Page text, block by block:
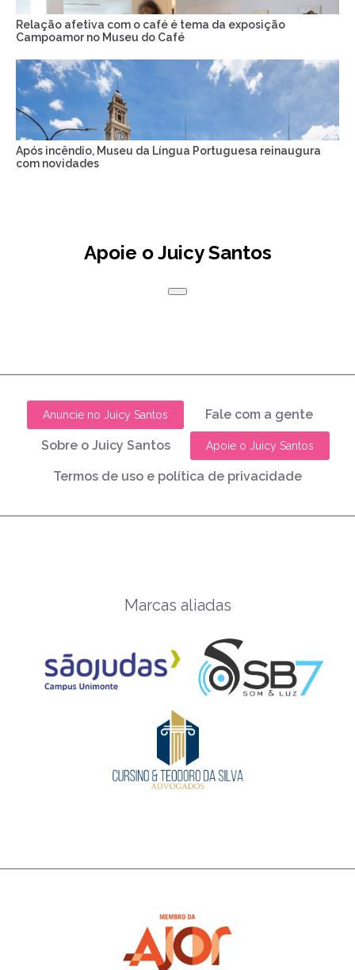
Relação afetiva com o café é tema da exposição
Campoamor no Museu do Café
Após incêndio, Museu da Língua Portuguesa reinaugura
com novidades
Apoie o Juicy Santos
Anuncie no Juicy Santos Fale com a gente
Sobre o Juicy Santos Apoie o Juicy Santos
Termos de uso e política de privacidade
Marcas aliadas